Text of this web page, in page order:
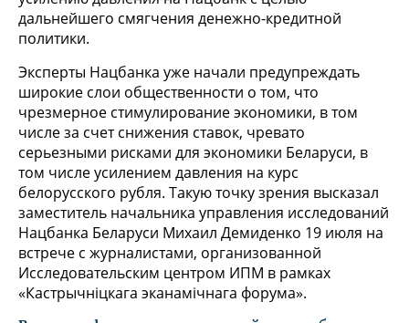
дальнейшего смягчения денежно-кредитной
политики.
Эксперты Нацбанка уже начали предупреждать
широкие слои общественности о том, что
чрезмерное стимулирование экономики, в том
числе за счет снижения ставок, чревато
серьезными рисками для экономики Беларуси, в
том числе усилением давления на курс
белорусского рубля. Такую точку зрения высказал
заместитель начальника управления исследований
Нацбанка Беларуси Михаил Демиденко 19 июля на
встрече с журналистами, организованной
Исследовательским центром ИПМ в рамках
«Кастрычніцкага эканамічнага форума».